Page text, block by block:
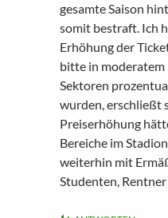
gesamte Saison
somit bestraft. Ich
Erhöhung der
bitte in
Sektoren
wurden, erschließt
Preiserhöhung
Bereiche im
weiterhin mit
Studenten, Rentner